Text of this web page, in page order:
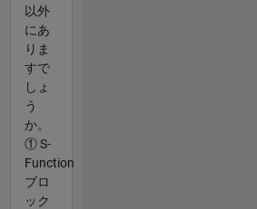
以外
にあ
りま
すで
しょ
う
か。
① S-
Function
ブロ
ック